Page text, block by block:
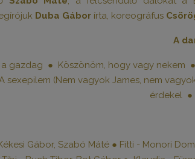
Duba Gábor írta, koreográfus
A
gazdag ● Köszönöm, hogy vagy nekem
sexepilem (Nem vagyok James, nem
érdekel ●
Gábor, Szabó Máté ● Fitti - Monori